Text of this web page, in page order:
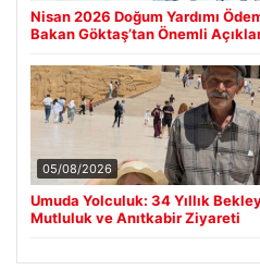
Nisan 2026 Doğum Yardımı
Bakan Göktaş’tan Önemli
05/08/2026
Umuda Yolculuk: 34 Yıllık
Mutluluk ve Anıtkabir Ziyareti